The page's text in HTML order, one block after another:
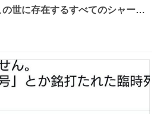
世に存在するすべてのシャーロ
ン」と喋ってもらうためのアク